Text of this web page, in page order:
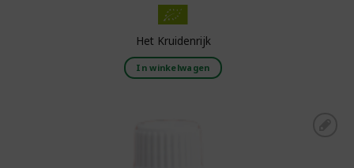
Het Kruidenrijk
In winkelwagen